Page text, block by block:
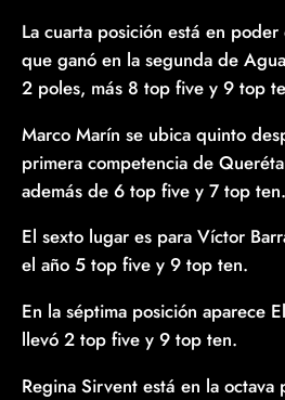
La cuarta posición está en
que ganó en la segunda de
2 poles, más 8 top five y 9 top
Marco Marín se ubica quinto
primera competencia de
además de 6 top five y 7 top ten.
El sexto lugar es para Víctor
el año 5 top five y 9 top ten.
En la séptima posición aparece
llevó 2 top five y 9 top ten.
Regina Sirvent está en la